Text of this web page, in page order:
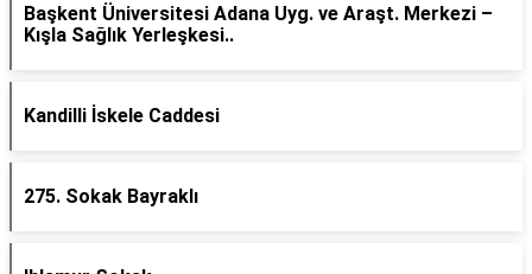
Başkent Üniversitesi Adana Uyg. ve Araşt. Merkezi –
Kışla Sağlık Yerleşkesi..
Kandilli İskele Caddesi
275. Sokak Bayraklı